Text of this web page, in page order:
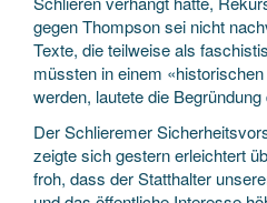
gegen Thompson sei nicht
Texte, die teilweise als
müssten in einem
werden, lautete die
Der Schlieremer
zeigte sich gestern erleichtert
froh, dass der Statthalter